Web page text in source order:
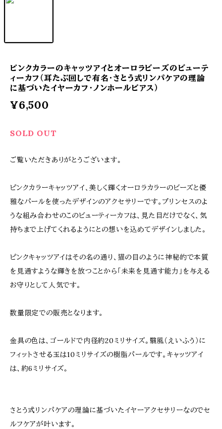
ピンクカラーのキャッツアイとオーロラビーズのビューテ
ィーカフ（耳たぶ回しで有名・さとう式リンパケアの理論
に基づいたイヤーカフ・ノンホールピアス）
¥6,500
SOLD OUT
ご覧いただきありがとうございます。
ピンクカラーキャッツアイ、美しく輝くオーロラカラーのビーズと優
雅なパールを使ったデザインのアクセサリーです。プリンセスのよ
うな組み合わせのこのビューティーカフは、見た目だけでなく、気
持ちまで上げてくれるようにとの想いを込めてデザインしました。
ピンクキャッツアイはその名の通り、猫の目のように神秘的で本質
を見通すような輝きを放つことから「未来を見通す能力」を与える
お守りとして人気です。
数量限定での販売となります。
金具の色は、ゴールドで内径約20ミリサイズ。翳風（えいふう）に
フィットさせる玉は10ミリサイズの樹脂パールです。キャッツアイ
は、約6ミリサイズ。
さとう式リンパケアの理論に基づいたイヤーアクセサリーなのでセ
ルフケアが叶います。